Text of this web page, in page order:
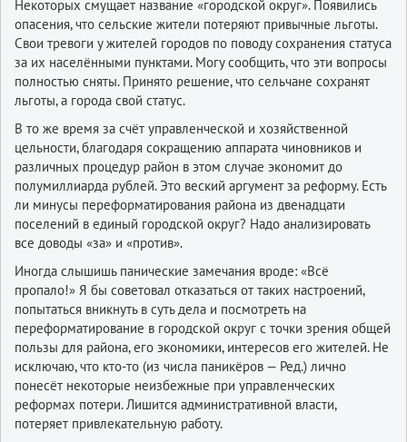
Некоторых смущает название «городской округ». Появились
опасения, что сельские жители потеряют привычные льготы.
Свои тревоги у жителей городов по поводу сохранения статуса
за их населёнными пунктами. Могу сообщить, что эти вопросы
полностью сняты. Принято решение, что сельчане сохранят
льготы, а города свой статус.
В то же время за счёт управленческой и хозяйственной
цельности, благодаря сокращению аппарата чиновников и
различных процедур район в этом случае экономит до
полумиллиарда рублей. Это веский аргумент за реформу. Есть
ли минусы переформатирования района из двенадцати
поселений в единый городской округ? Надо анализировать
все доводы «за» и «против».
Иногда слышишь панические замечания вроде: «Всё
пропало!» Я бы советовал отказаться от таких настроений,
попытаться вникнуть в суть дела и посмотреть на
переформатирование в городской округ с точки зрения общей
пользы для района, его экономики, интересов его жителей. Не
исключаю, что кто-то (из числа паникёров — Ред.) лично
понесёт некоторые неизбежные при управленческих
реформах потери. Лишится административной власти,
потеряет привлекательную работу.